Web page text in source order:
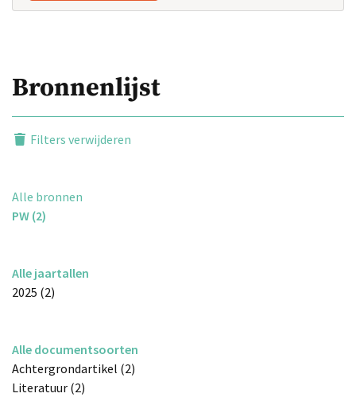
Bronnenlijst
Filters verwijderen
Alle bronnen
PW (2)
Alle jaartallen
2025 (2)
Alle documentsoorten
Achtergrondartikel (2)
Literatuur (2)